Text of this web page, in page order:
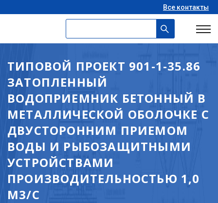
Все контакты
ТИПОВОЙ ПРОЕКТ 901-1-35.86
ЗАТОПЛЕННЫЙ
ВОДОПРИЕМНИК БЕТОННЫЙ В
МЕТАЛЛИЧЕСКОЙ ОБОЛОЧКЕ С
ДВУСТОРОННИМ ПРИЕМОМ
ВОДЫ И РЫБОЗАЩИТНЫМИ
УСТРОЙСТВАМИ
ПРОИЗВОДИТЕЛЬНОСТЬЮ 1,0
М3/С